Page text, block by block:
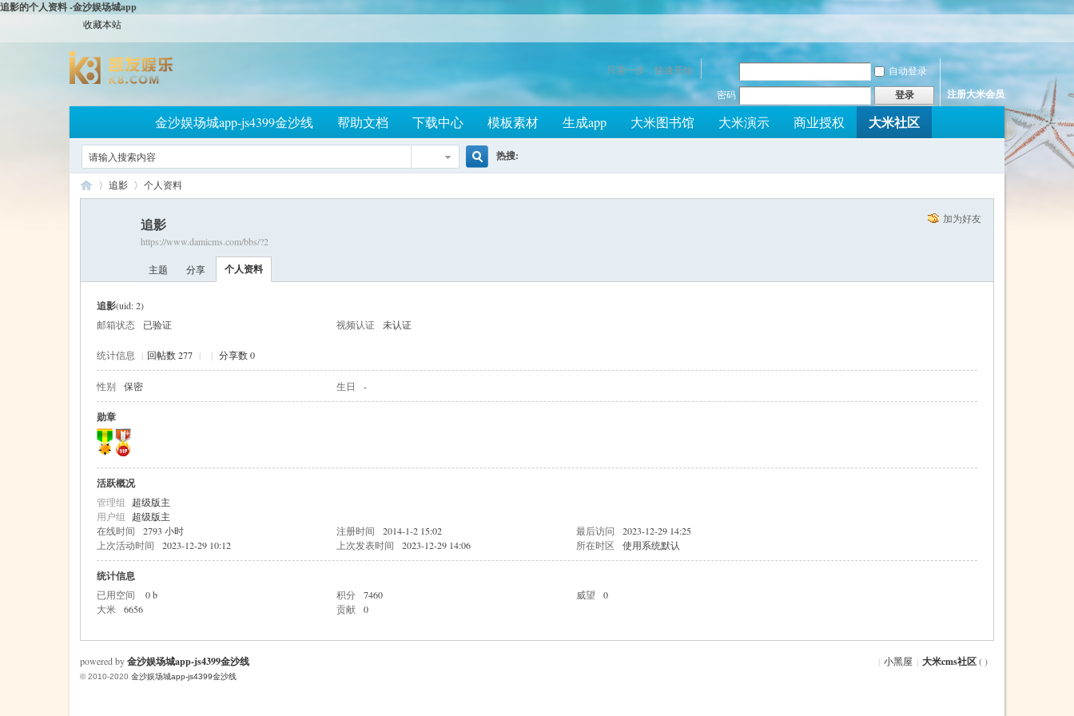
追影的个人资料 -金沙娱场城app
收藏本站
自动登录
密码
登录 注册大米会员
只需一步，快速开始
金沙娱场城app-js4399金沙线 帮助文档 下载中心 模板素材 生成app 大米图书馆 大米演示 商业授权 大米社区
热搜:
追影 个人资料
加为好友
追影
https://www.damicms.com/bbs/?2
主题 分享 个人资料
追影(uid: 2)
邮箱状态
已验证 视频认证 未认证
统计信息 | 回帖数 277 | | 分享数 0
性别 保密 生日 -
勋章
活跃概况
管理组 超级版主
用户组 超级版主
在线时间
2793 小时 注册时间 2014-1-2 15:02 最后访问
2023-12-29 14:25
上次活动时间
2023-12-29 10:12 上次发表时间 2023-12-29 14:06 所在时区 使用系统默认
统计信息
已用空间 0 b 积分 7460 威望
0
大米
6656 贡献 0
| 小黑屋 | 大米cms社区( )
powered by金沙娱场城app-js4399金沙线
© 2010-2020 金沙娱场城app-js4399金沙线